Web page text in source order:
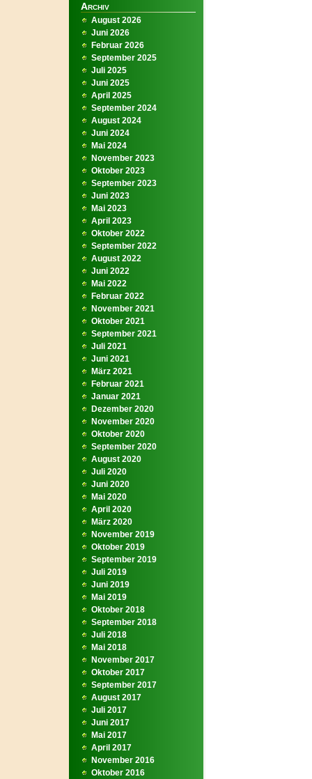
Archiv
August 2026
Juni 2026
Februar 2026
September 2025
Juli 2025
Juni 2025
April 2025
September 2024
August 2024
Juni 2024
Mai 2024
November 2023
Oktober 2023
September 2023
Juni 2023
Mai 2023
April 2023
Oktober 2022
September 2022
August 2022
Juni 2022
Mai 2022
Februar 2022
November 2021
Oktober 2021
September 2021
Juli 2021
Juni 2021
März 2021
Februar 2021
Januar 2021
Dezember 2020
November 2020
Oktober 2020
September 2020
August 2020
Juli 2020
Juni 2020
Mai 2020
April 2020
März 2020
November 2019
Oktober 2019
September 2019
Juli 2019
Juni 2019
Mai 2019
Oktober 2018
September 2018
Juli 2018
Mai 2018
November 2017
Oktober 2017
September 2017
August 2017
Juli 2017
Juni 2017
Mai 2017
April 2017
November 2016
Oktober 2016